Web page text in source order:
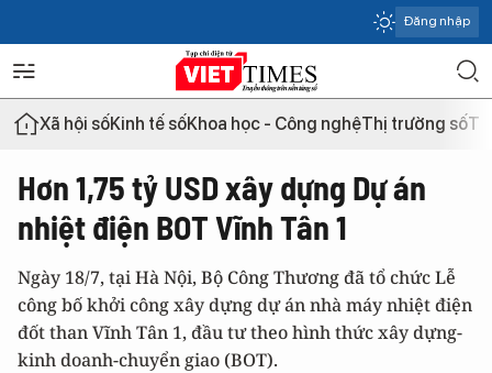
Đăng nhập
Xã hội sốKinh tế sốKhoa học - Công nghệThị trường số
Hơn 1,75 tỷ USD xây dựng Dự án
nhiệt điện BOT Vĩnh Tân 1
Ngày 18/7, tại Hà Nội, Bộ Công Thương đã tổ chức Lễ
công bố khởi công xây dựng dự án nhà máy nhiệt điện
đốt than Vĩnh Tân 1, đầu tư theo hình thức xây dựng-
kinh doanh-chuyển giao (BOT).